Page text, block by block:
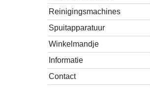
Reinigingsmachines
Spuitapparatuur
Winkelmandje
Informatie
Contact